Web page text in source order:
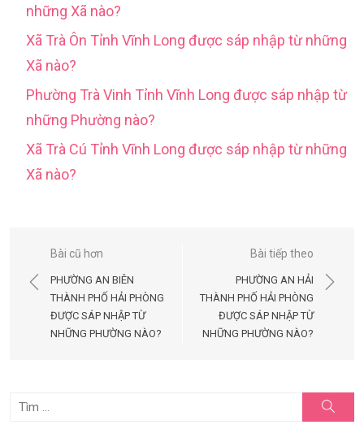
những Xã nào?
Xã Trà Ôn Tỉnh Vĩnh Long được sáp nhập từ những
Xã nào?
Phường Trà Vinh Tỉnh Vĩnh Long được sáp nhập từ
những Phường nào?
Xã Trà Cú Tỉnh Vĩnh Long được sáp nhập từ những
Xã nào?
Điều
hướng
bài
viết
Bài cũ hơn
PHƯỜNG AN BIÊN
THÀNH PHỐ HẢI PHÒNG
ĐƯỢC SÁP NHẬP TỪ
NHỮNG PHƯỜNG NÀO?
Bài tiếp theo
PHƯỜNG AN HẢI
THÀNH PHỐ HẢI PHÒNG
ĐƯỢC SÁP NHẬP TỪ
NHỮNG PHƯỜNG NÀO?
Tìm
kiếm